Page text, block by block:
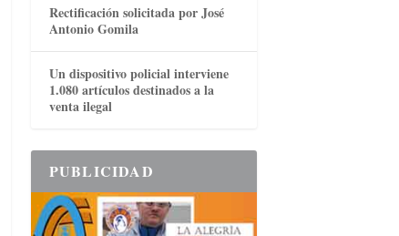
Rectificación solicitada por José
Antonio Gomila
Un dispositivo policial interviene
1.080 artículos destinados a la
venta ilegal
PUBLICIDAD